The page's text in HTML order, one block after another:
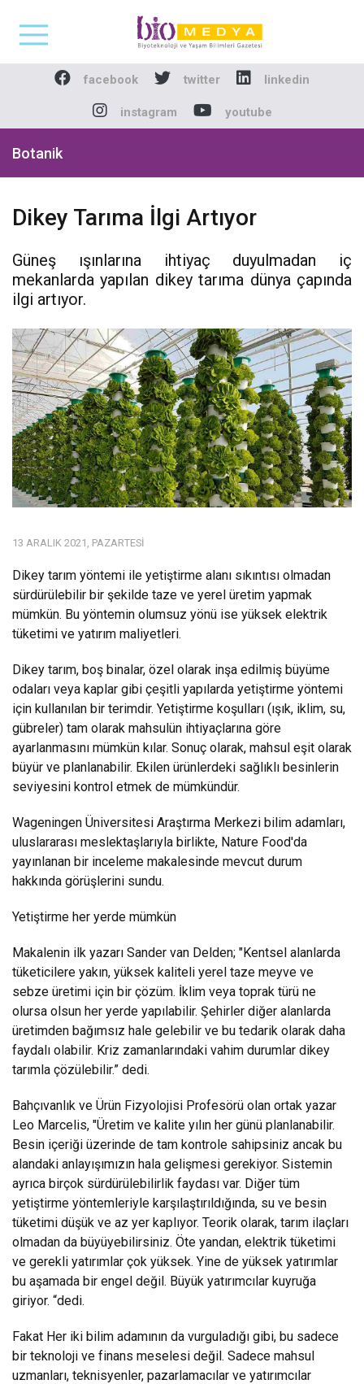
Biomedya -
facebook twitter linkedin
instagram youtube
Botanik
Dikey Tarıma İlgi Artıyor
Güneş ışınlarına ihtiyaç duyulmadan iç
mekanlarda yapılan dikey tarıma dünya çapında
ilgi artıyor.
13 ARALIK 2021, PAZARTESI
Dikey tarım yöntemi ile yetiştirme alanı sıkıntısı olmadan
sürdürülebilir bir şekilde taze ve yerel üretim yapmak
mümkün. Bu yöntemin olumsuz yönü ise yüksek elektrik
tüketimi ve yatırım maliyetleri.
Dikey tarım, boş binalar, özel olarak inşa edilmiş büyüme
odaları veya kaplar gibi çeşitli yapılarda yetiştirme yöntemi
için kullanılan bir terimdir. Yetiştirme koşulları (ışık, iklim, su,
gübreler) tam olarak mahsulün ihtiyaçlarına göre
ayarlanmasını mümkün kılar. Sonuç olarak, mahsul eşit olarak
büyür ve planlanabilir. Ekilen ürünlerdeki sağlıklı besinlerin
seviyesini kontrol etmek de mümkündür.
Wageningen Üniversitesi Araştırma Merkezi bilim adamları,
uluslararası meslektaşlarıyla birlikte, Nature Food'da
yayınlanan bir inceleme makalesinde mevcut durum
hakkında görüşlerini sundu.
Yetiştirme her yerde mümkün
Makalenin ilk yazarı Sander van Delden; "Kentsel alanlarda
tüketicilere yakın, yüksek kaliteli yerel taze meyve ve
sebze üretimi için bir çözüm. İklim veya toprak türü ne
olursa olsun her yerde yapılabilir. Şehirler diğer alanlarda
üretimden bağımsız hale gelebilir ve bu tedarik olarak daha
faydalı olabilir. Kriz zamanlarındaki vahim durumlar dikey
tarımla çözülebilir.” dedi.
Bahçıvanlık ve Ürün Fizyolojisi Profesörü olan ortak yazar
Leo Marcelis, "Üretim ve kalite yılın her günü planlanabilir.
Besin içeriği üzerinde de tam kontrole sahipsiniz ancak bu
alandaki anlayışımızın hala gelişmesi gerekiyor. Sistemin
ayrıca birçok sürdürülebilirlik faydası var. Diğer tüm
yetiştirme yöntemleriyle karşılaştırıldığında, su ve besin
tüketimi düşük ve az yer kaplıyor. Teorik olarak, tarım ilaçları
olmadan da büyüyebilirsiniz. Öte yandan, elektrik tüketimi
ve gerekli yatırımlar çok yüksek. Yine de yüksek yatırımlar
bu aşamada bir engel değil. Büyük yatırımcılar kuyruğa
giriyor. “dedi.
Fakat Her iki bilim adamının da vurguladığı gibi, bu sadece
bir teknoloji ve finans meselesi değil. Sadece mahsul
uzmanları, teknisyenler, pazarlamacılar ve yatırımcılar